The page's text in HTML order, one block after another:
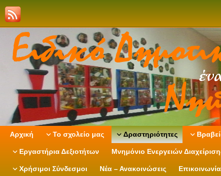
Αρχική Το σχολείο μας Δραστηριότητες
Εργαστήρια Δεξιοτήτων Μνημόνιο Ενεργειών
Χρήσιμοι Σύνδεσμοι Νέα – Ανακοινώσεις Επικοινωνία